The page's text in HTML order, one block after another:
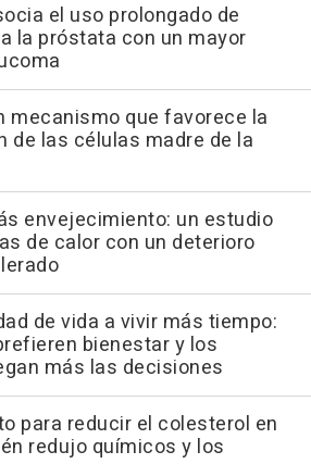
el uso prolongado de
la próstata con un mayor
mecanismo que favorece la
de las células madre de la
envejecimiento: un estudio
de calor con un deterioro
de vida a vivir más tiempo:
bienestar y los
más las decisiones
para reducir el colesterol en
redujo químicos y los